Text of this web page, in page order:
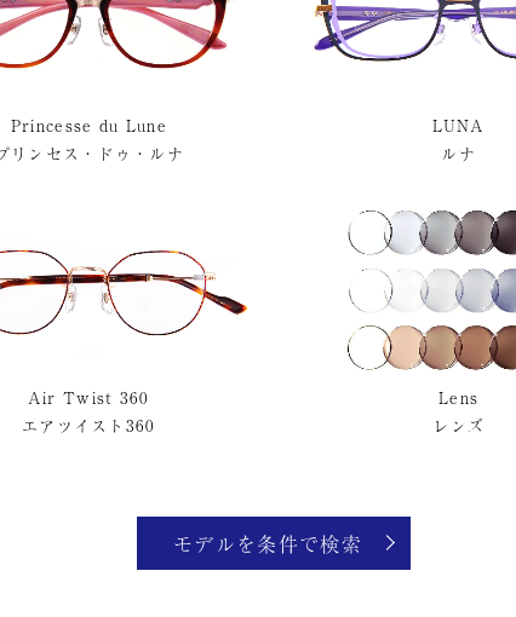
Princesse du Lune
リンセス・ドゥ・ルナ
LUNA
ルナ
Air Twist 360
エアツイスト360
Lens
レンズ
モデルを条件で検索